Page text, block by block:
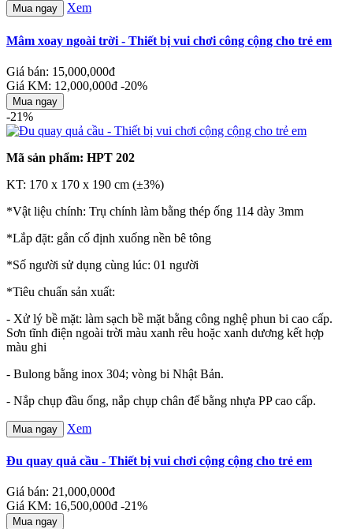
Mua ngay Xem
Mâm xoay ngoài trời - Thiết bị vui chơi công cộng cho trẻ em
Giá bán: 15,000,000đ
Giá KM: 12,000,000đ -20%
Mua ngay
-21%
Mã sản phẩm: HPT 202
KT: 170 x 170 x 190 cm (±3%)
*Vật liệu chính: Trụ chính làm bằng thép ống 114 dày 3mm
*Lắp đặt: gắn cố định xuống nền bê tông
*Số người sử dụng cùng lúc: 01 người
*Tiêu chuẩn sản xuất:
- Xử lý bề mặt: làm sạch bề mặt bằng công nghệ phun bi cao cấp.
Sơn tĩnh điện ngoài trời màu xanh rêu hoặc xanh dương kết hợp
màu ghi
- Bulong bằng inox 304; vòng bi Nhật Bản.
- Nắp chụp đầu ống, nắp chụp chân đế bằng nhựa PP cao cấp.
Mua ngay Xem
Đu quay quả cầu - Thiết bị vui chơi cộng cộng cho trẻ em
Giá bán: 21,000,000đ
Giá KM: 16,500,000đ -21%
Mua ngay